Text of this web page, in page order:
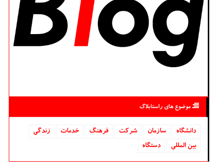
موضوع های راستابلاگ
دانشگاه‌ سازمان شركت فرهنگ خدمات
زندگی
بین المللی
دستگاه